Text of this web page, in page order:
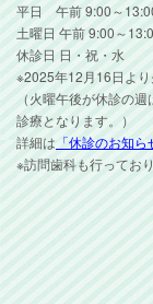
平日 午前 9:00～
土曜日 午前 9:00～
休診日 日・祝・水
※2025年12月16日より
（火曜午後が休診の
診療となります。）
詳細は 「休診のお知ら
※訪問歯科も行ってお